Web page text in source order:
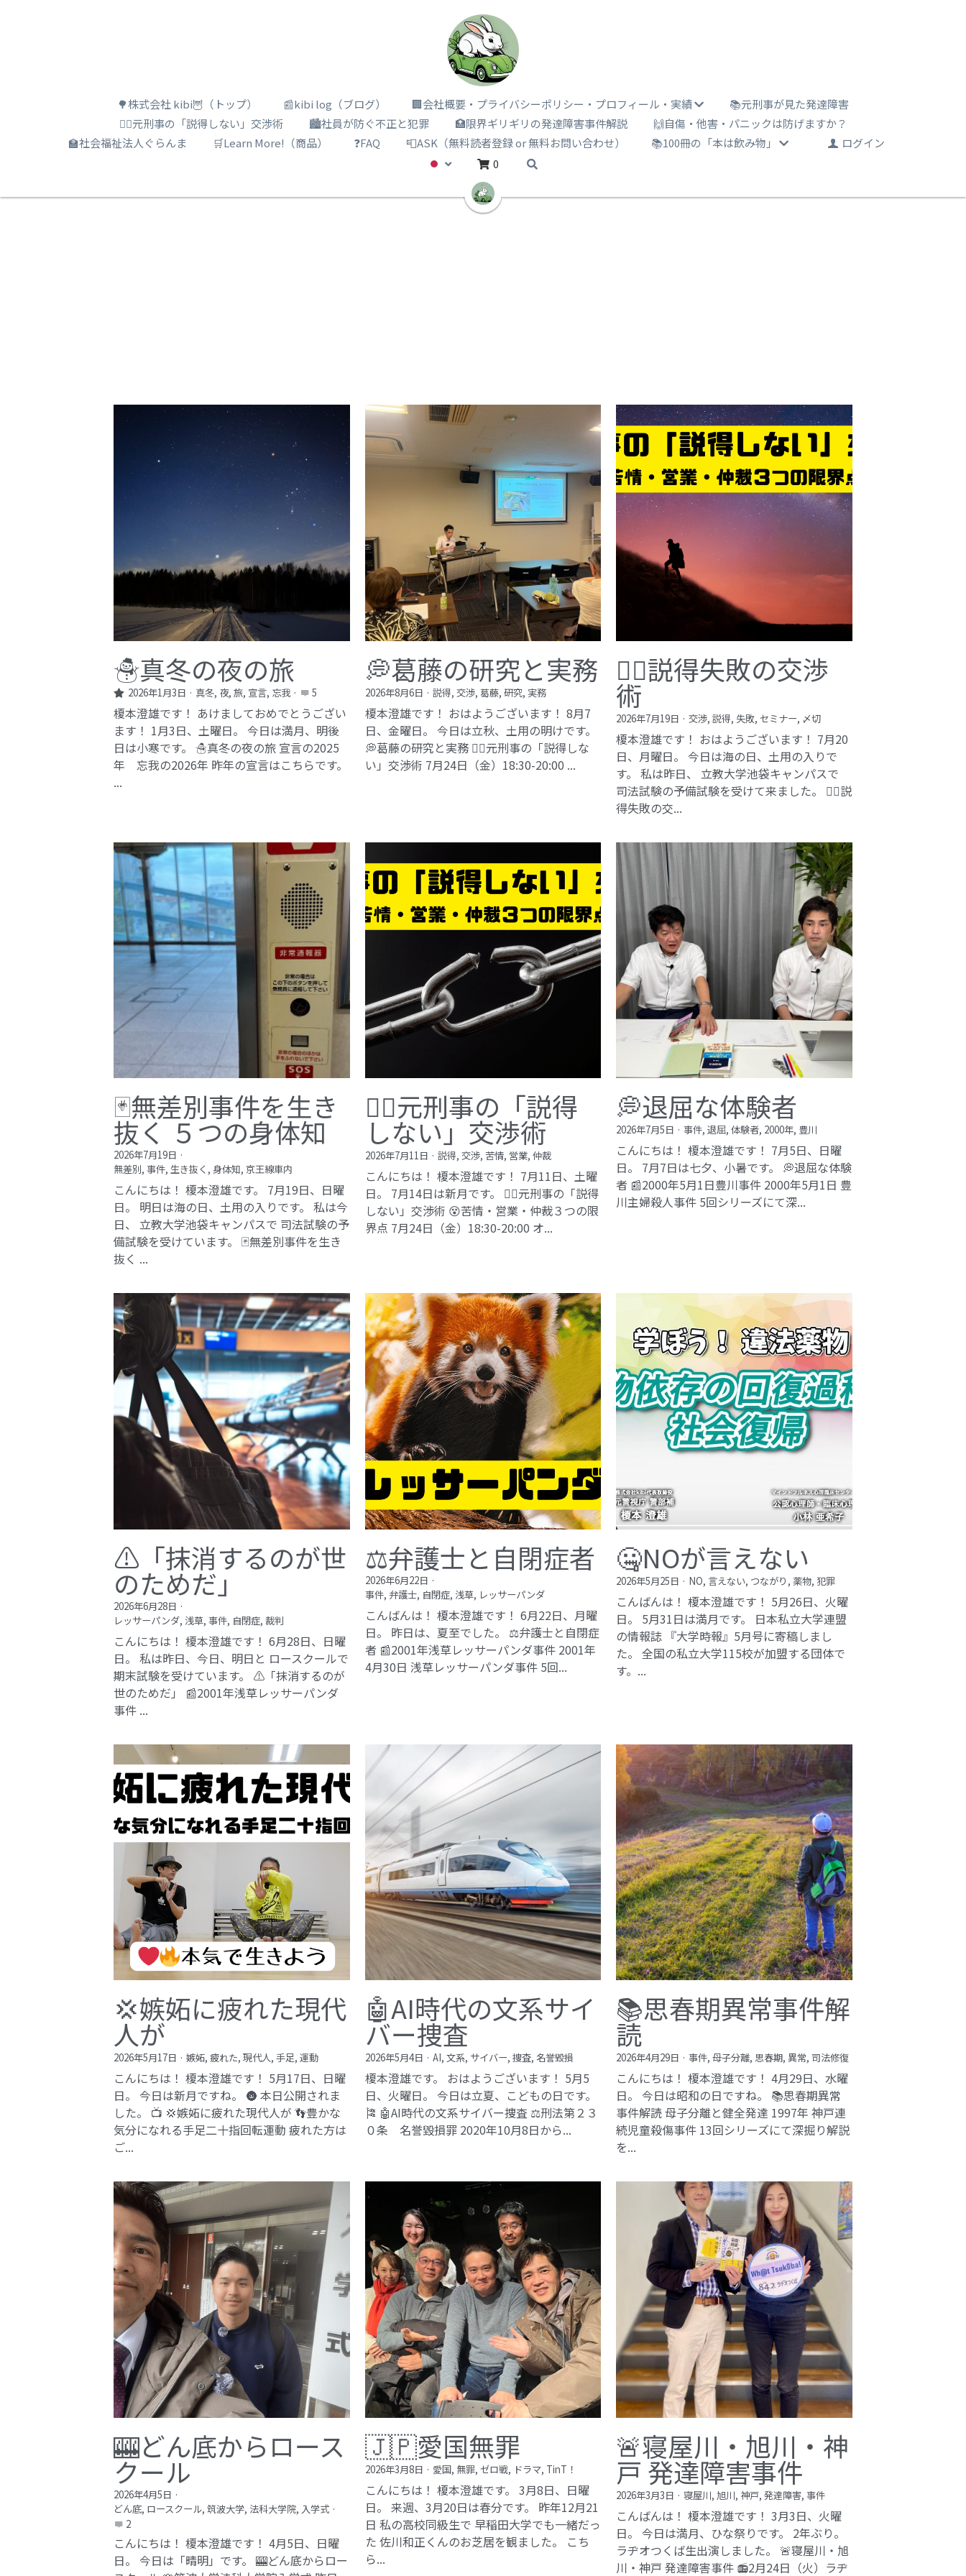
🌳株式会社 kibi🦉（トップ） 📰kibi log（ブログ） 🏢会社概要・プライバシーポリシー・プロフィール・実績
📚元刑事が見た発達障害
🕵️‍♂️元刑事の「説得しない」交渉術
🏙️社員が防ぐ不正と犯罪 🏥限界ギリギリの発達障害事件解説
🙌自傷・他害・パニックは防げますか？
🏫社会福祉法人ぐらんま
🛒Learn More!（商品） ❓FAQ 📮ASK（無料読者登録 or 無料お問い合わせ） 📚100冊の「本は飲み物」
ログイン
0
☃️真冬の夜の旅
2026年1月3日 · 真冬, 夜, 旅, 宣言, 忘我· 5
榎本澄雄です！ あけましておめでとうござい
ます！ 1月3日、土曜日。 今日は満月、明後
日は小寒です。 ☃️真冬の夜の旅 宣言の2025
年 忘我の2026年​ 昨年の宣言はこちらです。
...
💭葛藤の研究と実務
2026年8月6日 · 説得, 交渉, 葛藤, 研究, 実務
榎本澄雄です！ おはようございます！ 8月7
日、金曜日。 今日は立秋、土用の明けです。
💭葛藤の研究と実務 🕵️‍♂️元刑事の「説得しな
い」交渉術​ 7月24日（金）18:30-20:00 ...
🕵️‍♂️説得失敗の交渉
術
2026年7月19日 · 交渉, 説得, 失敗, セミナー, 〆切
榎本澄雄です！ おはようございます！ 7月20
日、月曜日。 今日は海の日、土用の入りで
す。 私は昨日、 立教大学池袋キャンパスで
司法試験の予備試験を受けて来ました。 🕵️‍♂️説
得失敗の交...
🃏無差別事件を生き
抜く ５つの身体知
2026年7月19日 ·
無差別, 事件, 生き抜く, 身体知, 京王線車内
こんにちは！ 榎本澄雄です。 7月19日、日曜
日。 明日は海の日、土用の入りです。 私は今
日、 立教大学池袋キャンパスで 司法試験の予
備試験を受けています。 🃏無差別事件を生き
抜く ...
🙅‍♂️元刑事の「説得
しない」交渉術
2026年7月11日 · 説得, 交渉, 苦情, 営業, 仲裁
こんにちは！ 榎本澄雄です！ 7月11日、土曜
日。 7月14日は新月です。 🙅‍♂️元刑事の「説得
しない」交渉術 😵苦情・営業・仲裁３つの限
界点 7月24日（金）18:30-20:00 オ...
💭退屈な体験者
2026年7月5日 · 事件, 退屈, 体験者, 2000年, 豊川
こんにちは！ 榎本澄雄です！ 7月5日、日曜
日。 7月7日は七夕、小暑です。 💭退屈な体験
者 📰2000年5月1日豊川事件​ 2000年5月1日 豊
川主婦殺人事件 5回シリーズにて深...
⚠️「抹消するのが世
のためだ」​
2026年6月28日 ·
レッサーパンダ, 浅草, 事件, 自閉症, 裁判
こんにちは！ 榎本澄雄です！ 6月28日、日曜
日。 私は昨日、今日、明日と ロースクールで
期末試験を受けています。 ⚠️「抹消するのが
世のためだ」 📰2001年浅草レッサーパンダ
事件​ ...
⚖️弁護士と自閉症者
2026年6月22日 ·
事件, 弁護士, 自閉症, 浅草, レッサーパンダ
こんばんは！ 榎本澄雄です！ 6月22日、月曜
日。 昨日は、夏至でした。 ⚖️弁護士と自閉症
者 📰2001年浅草レッサーパンダ事件​ 2001年
4月30日 浅草レッサーパンダ事件 5回...
🤐NOが言えない
2026年5月25日 · NO, 言えない, つながり, 薬物, 犯罪
こんばんは！ 榎本澄雄です！ 5月26日、火曜
日。 5月31日は満月です。 日本私立大学連盟
の情報誌 『大学時報』5月号に寄稿しまし
た。 全国の私立大学115校が加盟する団体で
す。...
💢嫉妬に疲れた現代
人が
2026年5月17日 ·嫉妬, 疲れた, 現代人, 手足, 運動
こんにちは！ 榎本澄雄です！ 5月17日、日曜
日。 今日は新月ですね。 🌚 本日公開されま
した。 📺 💢嫉妬に疲れた現代人が 👣豊かな
気分になれる手足二十指回転運動 疲れた方は
ご...
🤖AI時代の文系サイ
バー捜査
2026年5月4日 · AI, 文系, サイバー, 捜査, 名誉毀損
榎本澄雄です。 おはようございます！ 5月5
日、火曜日。 今日は立夏、こどもの日です。
🎏 🤖AI時代の文系サイバー捜査 ⚖️刑法第２３
０条 名誉毀損罪​ 2020年10月8日から...
📚思春期異常事件解
読
2026年4月29日 · 事件, 母子分離, 思春期, 異常, 司法修復
こんにちは！ 榎本澄雄です！ 4月29日、水曜
日。 今日は昭和の日ですね。 📚思春期異常
事件解読 母子分離と健全発達 1997年 神戸連
続児童殺傷事件 13回シリーズにて深掘り解説
を...
🎰どん底からロース
クール
2026年4月5日 ·
どん底, ロースクール, 筑波大学, 法科大学院, 入学式 ·
2
こんにちは！ 榎本澄雄です！ 4月5日、日曜
日。 今日は「晴明」です。 🎰どん底からロー
🇯🇵愛国無罪
2026年3月8日 · 愛国, 無罪, ゼロ戦, ドラマ, TinT！
こんにちは！ 榎本澄雄です。 3月8日、日曜
日。 来週、3月20日は春分です。 昨年12月21
日 私の高校同級生で 早稲田大学でも一緒だっ
た 佐川和正くんのお芝居を観ました。 こち
ら...
🚨寝屋川・旭川・神
戸 発達障害事件
2026年3月3日 · 寝屋川, 旭川, 神戸, 発達障害, 事件
こんばんは！ 榎本澄雄です！ 3月3日、火曜
日。 今日は満月、ひな祭りです。 2年ぶり。
ラヂオつくば生出演しました。 🚨寝屋川・旭
川・神戸 発達障害事件 📻2月24日（火）ラヂ